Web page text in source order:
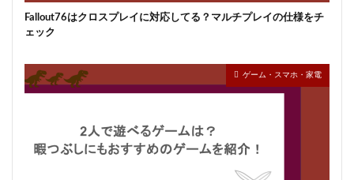
Fallout76はクロスプレイに対応してる？マルチプレイの仕様をチ
ェック
ゲーム・スマホ・家電